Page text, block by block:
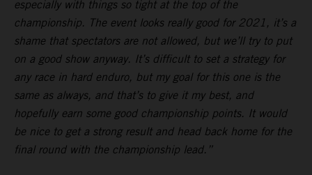
especially with things so tight at the top of the
championship. The event looks really good for 2021, it’s a
shame that spectators are not allowed, but we’ll try to put
on a good show anyway. It’s difficult to set a strategy for
any race in hard enduro, but my goal for this one is the
same as always, and that’s to give it my best, and
hopefully earn some good championship points. It would
be nice to get a strong result and head back home for the
final round with the championship lead.”